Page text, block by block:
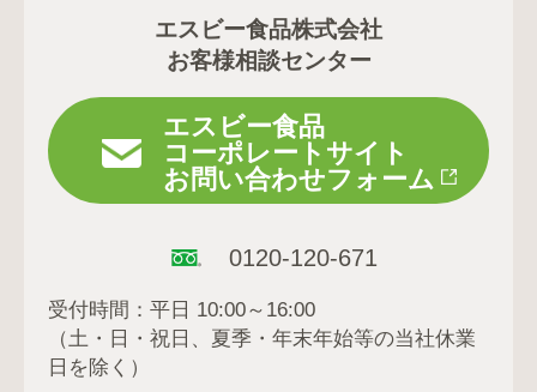
エスビー食品株式会社
お客様相談センター
エスビー食品
コーポレートサイト
お問い合わせフォーム
0120-120-671
受付時間：平日 10:00～16:00
（土・日・祝日、夏季・年末年始等の当社休業
日を除く）